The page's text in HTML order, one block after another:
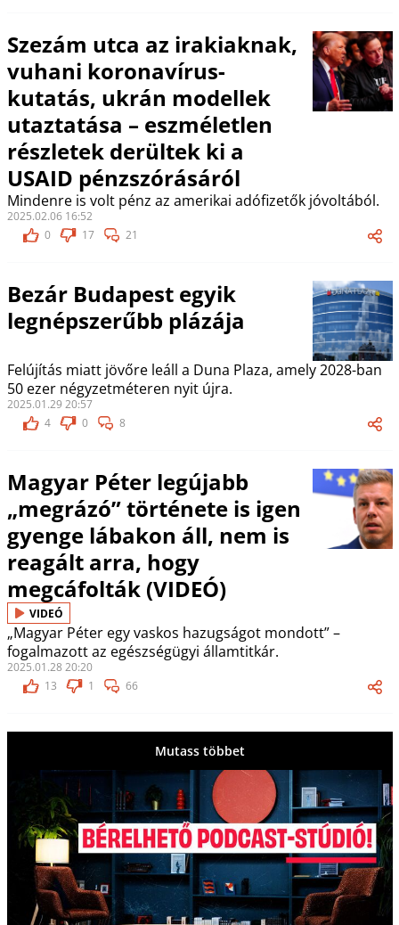
Szezám utca az irakiaknak,
vuhani koronavírus-
kutatás, ukrán modellek
utaztatása – eszméletlen
részletek derültek ki a
USAID pénzszórásáról
Mindenre is volt pénz az amerikai adófizetők jóvoltából.
2025.02.06 16:52
0
17 21
Bezár Budapest egyik
legnépszerűbb plázája
Felújítás miatt jövőre leáll a Duna Plaza, amely 2028-ban
50 ezer négyzetméteren nyit újra.
2025.01.29 20:57
4
0 8
Magyar Péter legújabb
„megrázó” története is igen
gyenge lábakon áll, nem is
reagált arra, hogy
megcáfolták (VIDEÓ)
VIDEÓ
„Magyar Péter egy vaskos hazugságot mondott” –
fogalmazott az egészségügyi államtitkár.
2025.01.28 20:20
13
1 66
Mutass többet